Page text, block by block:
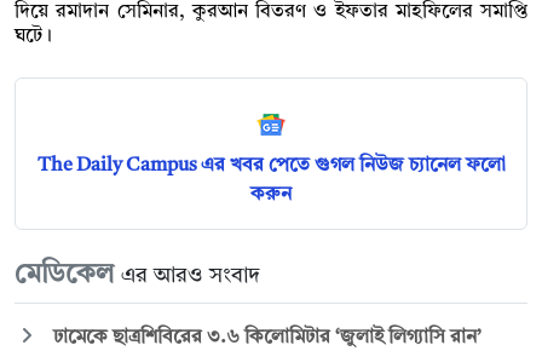
দিয়ে রমাদান সেমিনার, কুরআন বিতরণ ও ইফতার মাহফিলের সমাপ্তি
ঘটে।
The Daily Campus এর খবর পেতে গুগল নিউজ চ্যানেল ফলো
করুন
মেডিকেল এর আরও সংবাদ
ঢামেকে ছাত্রশিবিরের ৩.৬ কিলোমিটার ‘জুলাই লিগ্যাসি রান’